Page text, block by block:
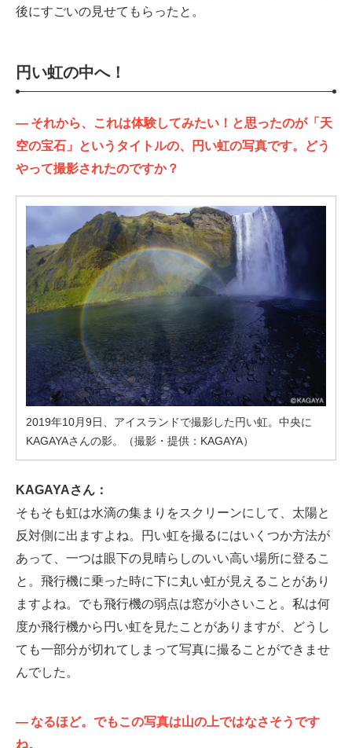
後にすごいの見せてもらったと。
円い虹の中へ！
— それから、これは体験してみたい！と思ったのが「天
空の宝石」というタイトルの、円い虹の写真です。どう
やって撮影されたのですか？
2019年10月9日、アイスランドで撮影した円い虹。中央に
KAGAYAさんの影。（撮影・提供：KAGAYA）
KAGAYAさん：
そもそも虹は水滴の集まりをスクリーンにして、太陽と
反対側に出ますよね。円い虹を撮るにはいくつか方法が
あって、一つは眼下の見晴らしのいい高い場所に登るこ
と。飛行機に乗った時に下に丸い虹が見えることがあり
ますよね。でも飛行機の弱点は窓が小さいこと。私は何
度か飛行機から円い虹を見たことがありますが、どうし
ても一部分が切れてしまって写真に撮ることができませ
んでした。
—なるほど。でもこの写真は山の上ではなさそうです
ね。